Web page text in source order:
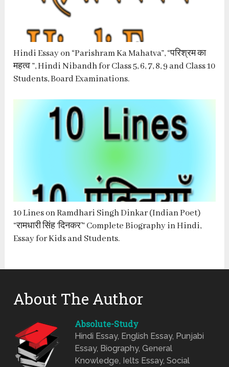
Hindi Essay on “Parishram Ka Mahatva”, “परिश्रम का
महत्व ”, Hindi Nibandh for Class 5, 6, 7, 8, 9 and Class 10
Students, Board Examinations.
10 Lines on Ramdhari Singh Dinkar (Indian Poet)
“रामधारी सिंह ‘दिनकर’” Complete Biography in Hindi,
Essay for Kids and Students.
About The Author
Absolute-Study
Hindi Essay, English Essay, Punjabi
Essay, Biography, General
Knowledge, Ielts Essay, Social